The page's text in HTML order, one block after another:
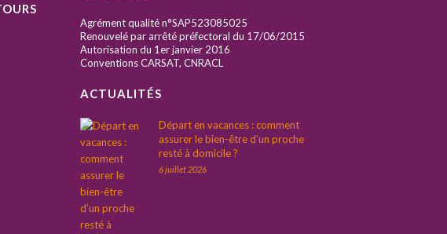
Agrément qualité n°SAP523085025
Renouvelé par arrêté préfectoral du 17/06/2015
Autorisation du 1er janvier 2016
Conventions CARSAT, CNRACL
ACTUALITÉS
Départ en vacances : comment
assurer le bien-être d’un proche
resté à domicile ?
6 juillet 2026